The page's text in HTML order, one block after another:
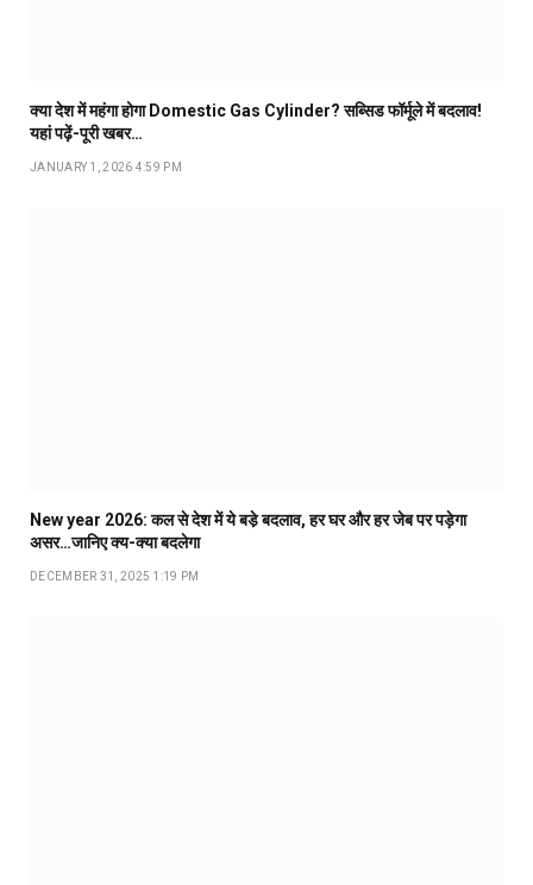
क्या देश में महंगा होगा Domestic Gas Cylinder? सब्सिड फॉर्मूले में बदलाव!
यहां पढ़ें-पूरी खबर…
JANUARY 1, 2026 4:59 PM
New year 2026: कल से देश में ये बडे़ बदलाव, हर घर और हर जेब पर पड़ेगा
असर…जानिए क्य-क्या बदलेगा
DECEMBER 31, 2025 1:19 PM